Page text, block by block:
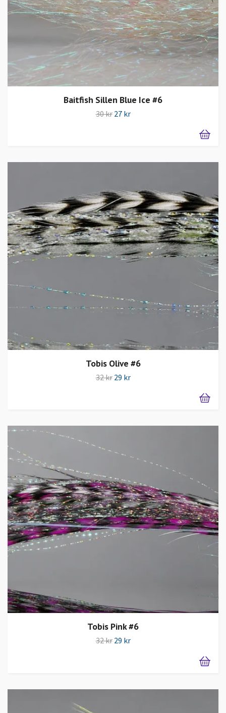
Baitfish Sillen Blue Ice #6
30 kr 27 kr
Tobis Olive #6
32 kr 29 kr
Tobis Pink #6
32 kr 29 kr